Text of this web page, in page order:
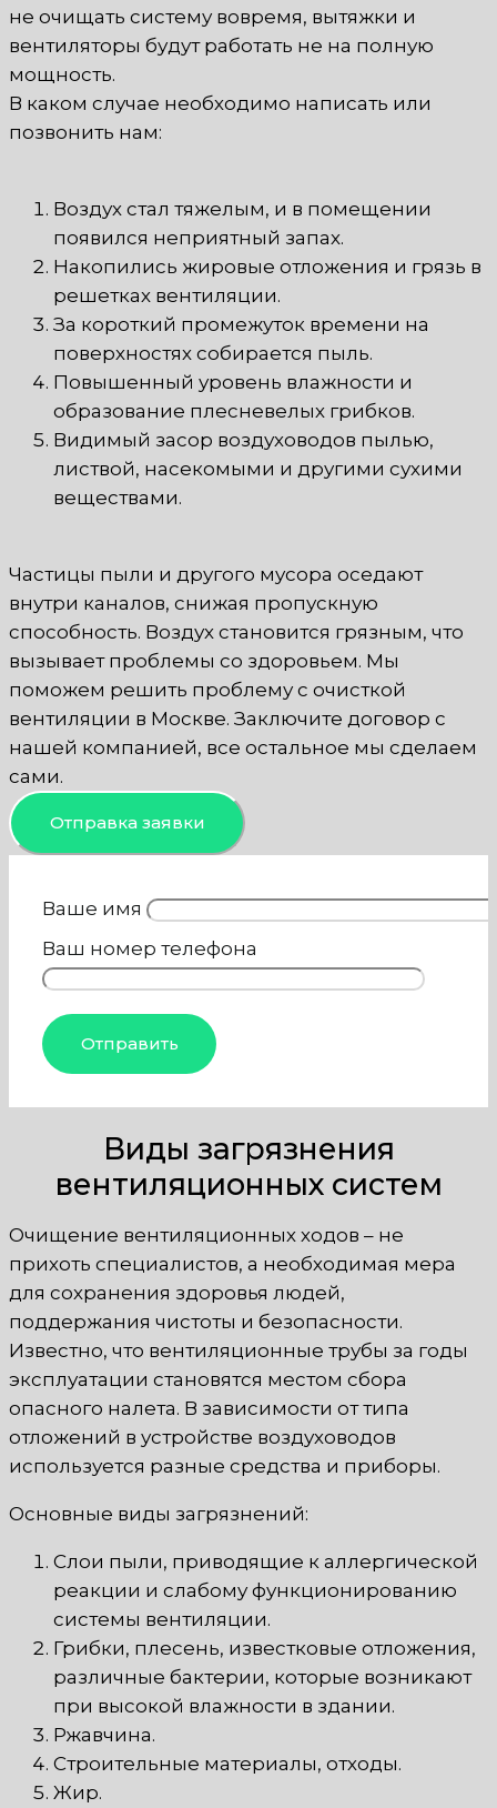
не очищать систему вовремя, вытяжки и
вентиляторы будут работать не на полную
мощность.
В каком случае необходимо написать или
позвонить нам:
Воздух стал тяжелым, и в помещении
появился неприятный запах.
Накопились жировые отложения и грязь в
решетках вентиляции.
За короткий промежуток времени на
поверхностях собирается пыль.
Повышенный уровень влажности и
образование плесневелых грибков.
Видимый засор воздуховодов пылью,
листвой, насекомыми и другими сухими
веществами.
Частицы пыли и другого мусора оседают
внутри каналов, снижая пропускную
способность. Воздух становится грязным, что
вызывает проблемы со здоровьем. Мы
поможем решить проблему с очисткой
вентиляции в Москве. Заключите договор с
нашей компанией, все остальное мы сделаем
сами.
Отправка заявки
Ваше имя
Ваш номер телефона
Виды загрязнения
вентиляционных систем
Очищение вентиляционных ходов – не
прихоть специалистов, а необходимая мера
для сохранения здоровья людей,
поддержания чистоты и безопасности.
Известно, что вентиляционные трубы за годы
эксплуатации становятся местом сбора
опасного налета. В зависимости от типа
отложений в устройстве воздуховодов
используется разные средства и приборы.
Основные виды загрязнений:
Слои пыли, приводящие к аллергической
реакции и слабому функционированию
системы вентиляции.
Грибки, плесень, известковые отложения,
различные бактерии, которые возникают
при высокой влажности в здании.
Ржавчина.
Строительные материалы, отходы.
Жир.